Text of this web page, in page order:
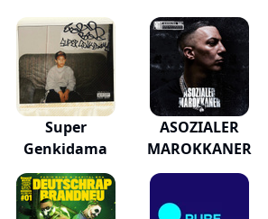
Super
Genkidama
ASOZIALER
MAROKKANER